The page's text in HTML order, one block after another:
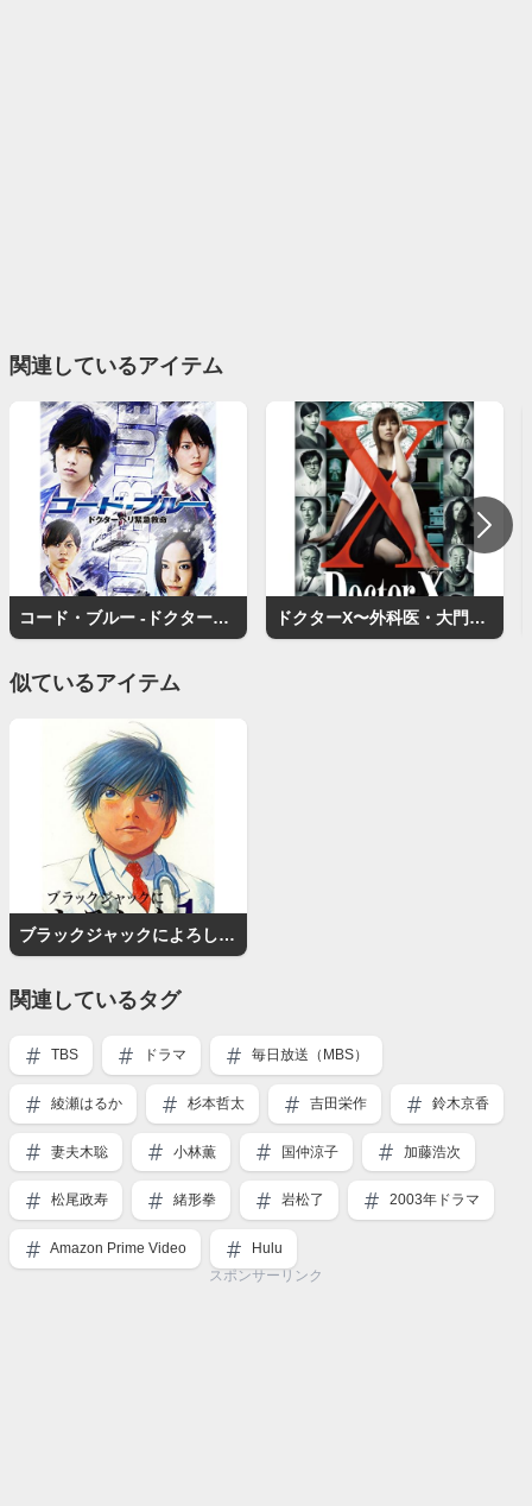
関連しているアイテム
コード・ブルー -ドクターヘリ緊急救命- ドクターX〜外科医・大門未知子〜
似ているアイテム
ブラックジャックによろしく（漫画）
関連しているタグ
TBS ドラマ 毎日放送（MBS）
綾瀬はるか 杉本哲太 吉田栄作 鈴木京香
妻夫木聡 小林薫 国仲涼子 加藤浩次
松尾政寿 緒形拳 岩松了 2003年ドラマ
Amazon Prime Video
Hulu
スポンサーリンク